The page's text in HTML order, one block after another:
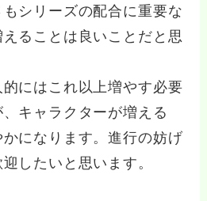
シリーズの配合に重要な
ることは良いことだと思
にはこれ以上増やす必要
キャラクターが増える
になります。進行の妨げ
したいと思います。